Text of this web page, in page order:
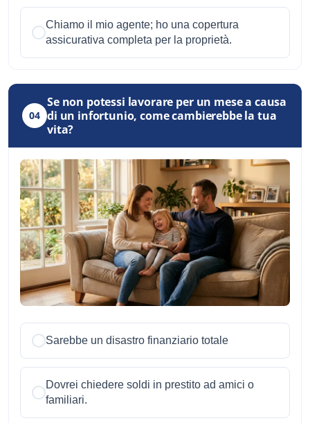
Chiamo il mio agente; ho una copertura
assicurativa completa per la proprietà.
04
Se non potessi lavorare per un mese a causa
di un infortunio, come cambierebbe la tua
vita?
Sarebbe un disastro finanziario totale
Dovrei chiedere soldi in prestito ad amici o
familiari.